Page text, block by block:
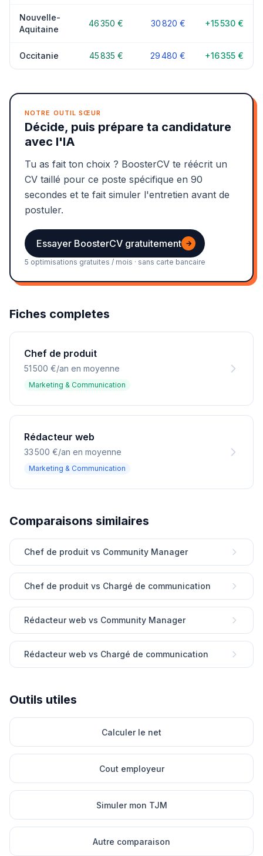
Nouvelle-
Aquitaine
46 350 € 30 820 € +15 530 €
Occitanie 45 835 € 29 480 € +16 355 €
NOTRE OUTIL SŒUR
Décide, puis prépare ta candidature
avec l'IA
Tu as fait ton choix ? BoosterCV te réécrit un
CV taillé pour ce poste spécifique en 90
secondes et te fait simuler l'entretien avant de
postuler.
Essayer BoosterCV gratuitement →
5 optimisations gratuites / mois · sans carte bancaire
Fiches completes
Chef de produit
51 500 €/an en moyenne
Marketing & Communication
Rédacteur web
33 500 €/an en moyenne
Marketing & Communication
Comparaisons similaires
Chef de produit vs Community Manager
Chef de produit vs Chargé de communication
Rédacteur web vs Community Manager
Rédacteur web vs Chargé de communication
Outils utiles
Calculer le net
Cout employeur
Simuler mon TJM
Autre comparaison